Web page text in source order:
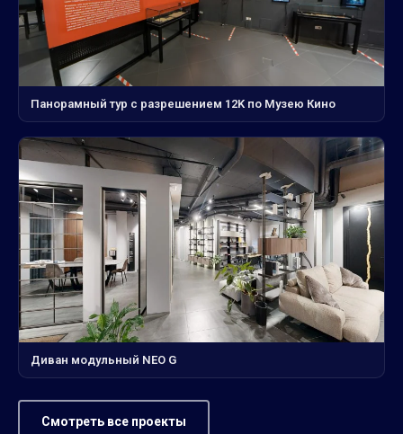
Панорамный тур с разрешением 12K по Музею Кино
Диван модульный NEO G
Смотреть все проекты